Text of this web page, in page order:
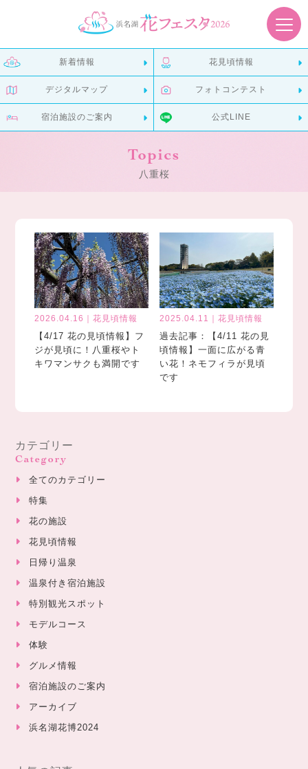
新着情報 花見頃情報
デジタルマップ フォトコンテスト
宿泊施設のご案内 公式LINE
Topics
八重桜
2026.04.16｜花見頃情報
【4/17 花の見頃情報】フ
ジが見頃に！八重桜やト
キワマンサクも満開です
2025.04.11｜花見頃情報
過去記事：【4/11 花の見
頃情報】一面に広がる青
い花！ネモフィラが見頃
です
カテゴリー
Category
全てのカテゴリー
特集
花の施設
花見頃情報
日帰り温泉
温泉付き宿泊施設
特別観光スポット
モデルコース
体験
グルメ情報
宿泊施設のご案内
アーカイブ
浜名湖花博2024